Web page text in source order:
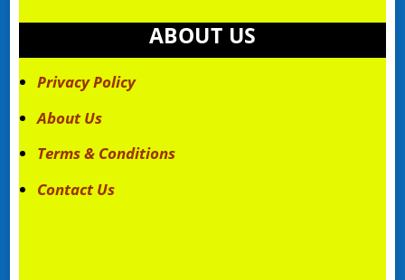
ABOUT US
Privacy Policy
About Us
Terms & Conditions
Contact Us